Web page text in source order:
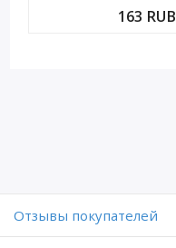
163 RUB
Отзывы покупателей